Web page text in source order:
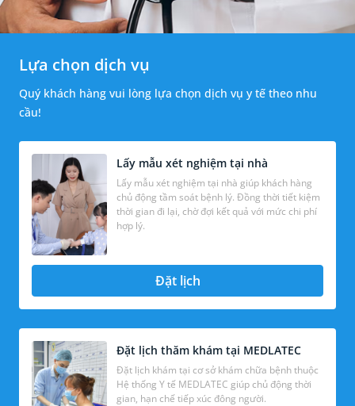
Lựa chọn dịch vụ
Quý khách hàng vui lòng lựa chọn dịch vụ y tế theo nhu
cầu!
Lấy mẫu xét nghiệm tại nhà
Lấy mẫu xét nghiệm tại nhà giúp khách hàng
chủ động tầm soát bệnh lý. Đồng thời tiết kiệm
thời gian đi lại, chờ đợi kết quả với mức chi phí
hợp lý.
Đặt lịch
Đặt lịch thăm khám tại MEDLATEC
Đặt lịch khám tại cơ sở khám chữa bệnh thuộc
Hệ thống Y tế MEDLATEC giúp chủ động thời
gian, hạn chế tiếp xúc đông người.